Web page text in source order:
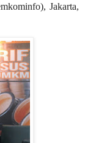
Jakarta,